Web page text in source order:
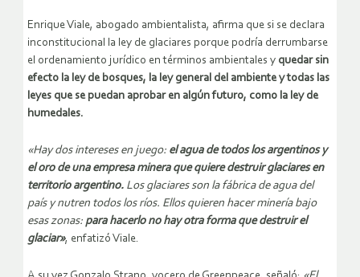
Enrique Viale, abogado ambientalista, afirma que si se declara
inconstitucional la ley de glaciares porque podría derrumbarse
el ordenamiento jurídico en términos ambientales y quedar sin
efecto la ley de bosques, la ley general del ambiente y todas las
leyes que se puedan aprobar en algún futuro, como la ley de
humedales.
«Hay dos intereses en juego: el agua de todos los argentinos y
el oro de una empresa minera que quiere destruir glaciares en
territorio argentino. Los glaciares son la fábrica de agua del
país y nutren todos los ríos. Ellos quieren hacer minería bajo
esas zonas: para hacerlo no hay otra forma que destruir el
glaciar», enfatizó Viale.